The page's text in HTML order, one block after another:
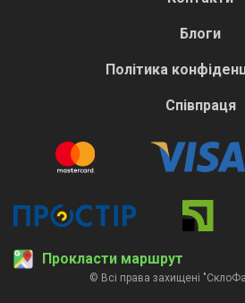
Блоги
Політика
Співпраця
Прокласти маршрут
© Всі права захищені